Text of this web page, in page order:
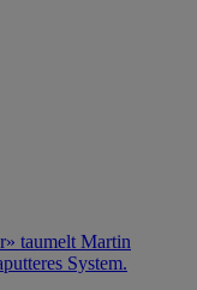
taumelt Martin
System.